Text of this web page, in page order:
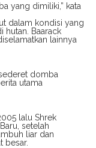
yang dimiliki,” kata
dalam kondisi yang
hutan. Baarack
lainnya
domba
utama
lalu Shrek
setelah
liar dan
besar.